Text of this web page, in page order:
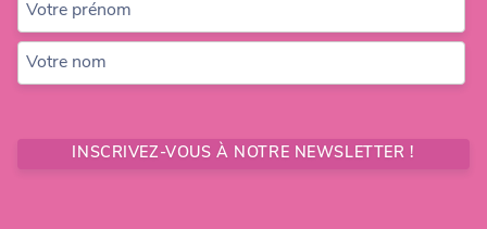
Votre prénom
Votre nom
INSCRIVEZ-VOUS À NOTRE NEWSLETTER !